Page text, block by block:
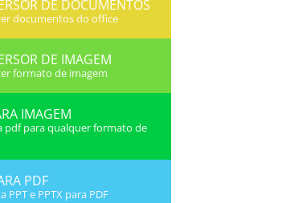
DE DOCUMENTOS
documentos do office
DE IMAGEM
formato de imagem
IMAGEM
pdf para qualquer formato de
PDF
PPT e PPTX para PDF